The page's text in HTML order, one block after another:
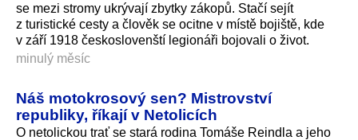
se mezi stromy ukrývají zbytky zákopů. Stačí sejít
z turistické cesty a člověk se ocitne v místě bojiště, kde
v září 1918 českoslovenští legionáři bojovali o život.
minulý měsíc
Náš motokrosový sen? Mistrovství
republiky, říkají v Netolicích
O netolickou trať se stará rodina Tomáše Reindla a jeho